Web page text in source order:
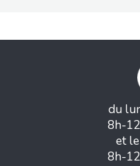
du
8h-
et
8h-